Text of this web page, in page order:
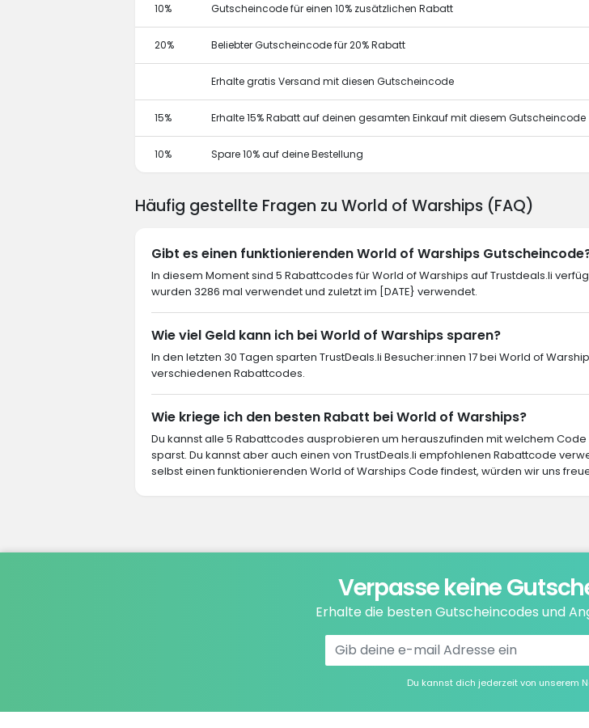
10% Gutscheincode für einen 10% zusätzlichen Rabatt
20% Beliebter Gutscheincode für 20% Rabatt
Erhalte gratis Versand mit diesen Gutscheincode
15% Erhalte 15% Rabatt auf deinen gesamten Einkauf mit diesem Gutscheincode
10% Spare 10% auf deine Bestellung
Häufig gestellte Fragen zu World of Warships (FAQ)
Gibt es einen funktionierenden World of Warships
In diesem Moment sind 5 Rabattcodes für World of Warships auf Trustdeals.li
wurden 3286 mal verwendet und zuletzt im [DATE} verwendet.
Wie viel Geld kann ich bei World of Warships sparen?
In den letzten 30 Tagen sparten TrustDeals.li Besucher:innen 17 bei World of
verschiedenen Rabattcodes.
Wie kriege ich den besten Rabatt bei World of Warships?
Du kannst alle 5 Rabattcodes ausprobieren um herauszufinden mit welchem Code
sparst. Du kannst aber auch einen von TrustDeals.li empfohlenen Rabattcode
selbst einen funktionierenden World of Warships Code findest, würden wir uns
Verpasse keine
Erhalte die besten Gutscheincodes und
Du kannst dich jederzeit von unserem